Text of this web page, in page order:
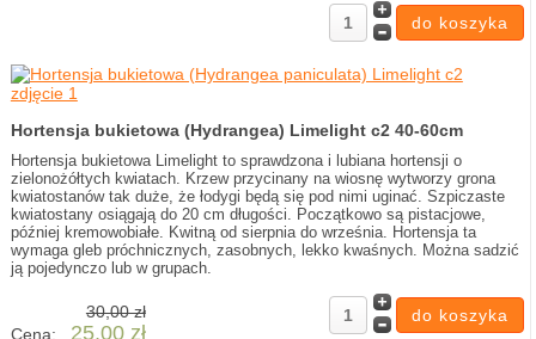
Hortensja bukietowa (Hydrangea) Limelight c2 40-60cm
Hortensja bukietowa Limelight to sprawdzona i lubiana hortensji o
zielonożółtych kwiatach. Krzew przycinany na wiosnę wytworzy grona
kwiatostanów tak duże, że łodygi będą się pod nimi uginać. Szpiczaste
kwiatostany osiągają do 20 cm długości. Początkowo są pistacjowe,
później kremowobiałe. Kwitną od sierpnia do września. Hortensja ta
wymaga gleb próchnicznych, zasobnych, lekko kwaśnych. Można sadzić
ją pojedynczo lub w grupach.
30,00 zł
Cena:
25,00 zł